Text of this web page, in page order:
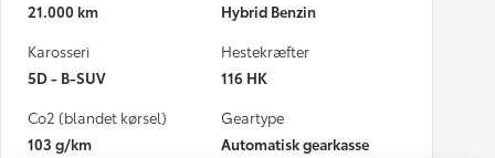
21.000 km
Hybrid Benzin
Karosseri
5D - B-SUV
Hestekræfter
116 HK
Co2 (blandet kørsel)
103 g/km
Geartype
Automatisk gearkasse